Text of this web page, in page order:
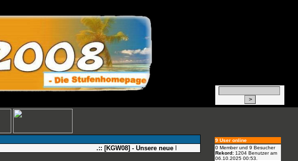
.::[KGW08] - Unsere neue Homepage
9 User online
0 Member und 9 Besucher
Rekord: 1204 Benutzer am
06.10.2025 00:53